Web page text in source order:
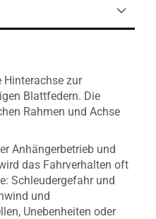
Hinterachse zur
Blattfedern. Die
Rahmen und Achse
Anhängerbetrieb und
das Fahrverhalten oft
Schleudergefahr und
und
Unebenheiten oder